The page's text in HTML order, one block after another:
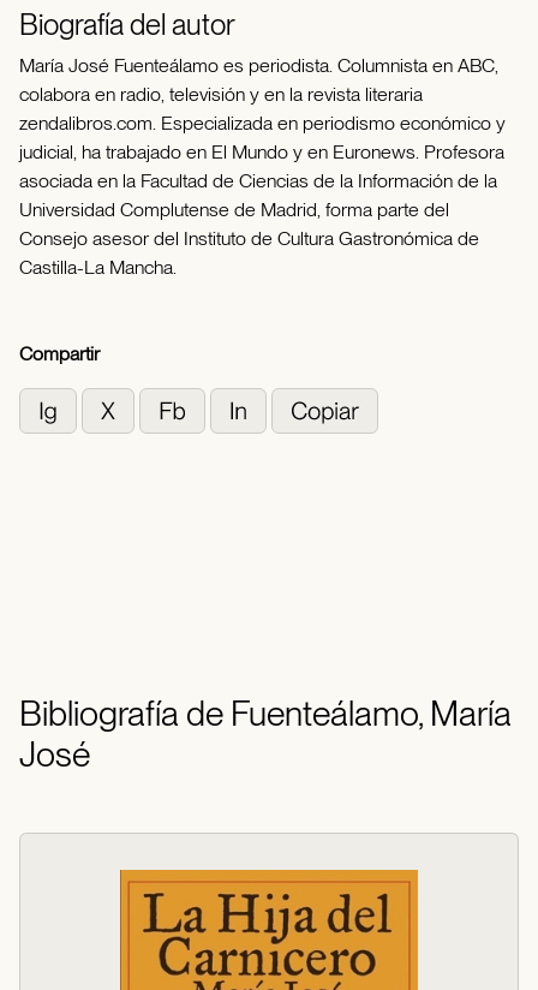
Biografía del autor
María José Fuenteálamo es periodista. Columnista en ABC,
colabora en radio, televisión y en la revista literaria
zendalibros.com. Especializada en periodismo económico y
judicial, ha trabajado en El Mundo y en Euronews. Profesora
asociada en la Facultad de Ciencias de la Información de la
Universidad Complutense de Madrid, forma parte del
Consejo asesor del Instituto de Cultura Gastronómica de
Castilla-La Mancha.
Compartir
Bibliografía de Fuenteálamo, María
José